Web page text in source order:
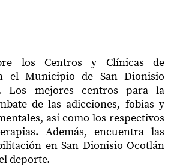
los Centros y Clínicas de
el Municipio de San Dionisio
Los mejores centros para la
de las adicciones, fobias y
así como los respectivos
Además, encuentra las
en San Dionisio Ocotlán
deporte.